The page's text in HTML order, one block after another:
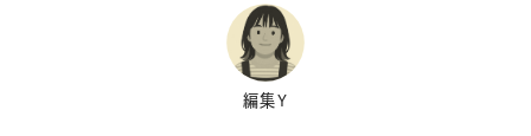
編集Y